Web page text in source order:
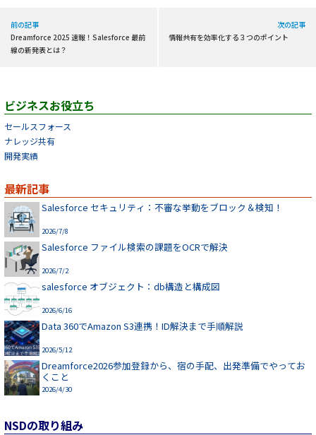
前の記事
Dreamforce 2025 速報！Salesforce 最前
線の新発表とは？
次の記事
情報共有を効率化する３つのポイント
ビジネスお役立ち
セールスフォース
ナレッジ共有
開発実績
最新記事
Salesforce セキュリティ：不審な挙動をブロック＆検知！
2026/7/8
Salesforce ファイル検索の課題をOCRで解決
2026/7/2
salesforce オブジェクト：db構造と構成図
2026/6/16
Data 360でAmazon S3連携！ID解決まで手順解説
2026/5/12
Dreamforce2026参加登録から、宿の手配、出発準備でやってお
くこと
2026/4/30
NSDの取り組み